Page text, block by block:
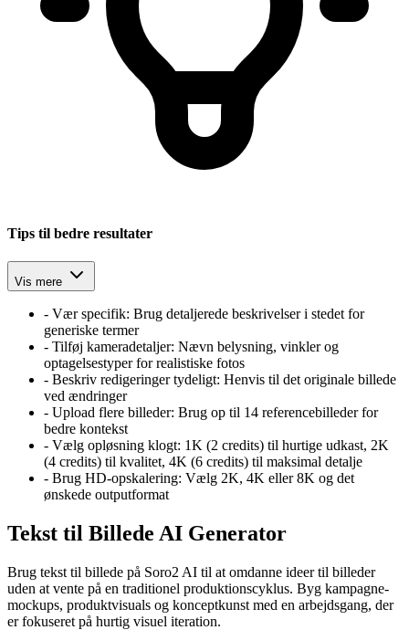
Tips til bedre resultater
Vis mere
- Vær specifik: Brug detaljerede beskrivelser i stedet for
generiske termer
- Tilføj kameradetaljer: Nævn belysning, vinkler og
optagelsestyper for realistiske fotos
- Beskriv redigeringer tydeligt: Henvis til det originale billede
ved ændringer
- Upload flere billeder: Brug op til 14 referencebilleder for
bedre kontekst
- Vælg opløsning klogt: 1K (2 credits) til hurtige udkast, 2K
(4 credits) til kvalitet, 4K (6 credits) til maksimal detalje
- Brug HD-opskalering: Vælg 2K, 4K eller 8K og det
ønskede outputformat
Tekst til Billede AI Generator
Brug tekst til billede på Soro2 AI til at omdanne ideer til billeder
uden at vente på en traditionel produktionscyklus. Byg kampagne-
mockups, produktvisuals og konceptkunst med en arbejdsgang, der
er fokuseret på hurtig visuel iteration.